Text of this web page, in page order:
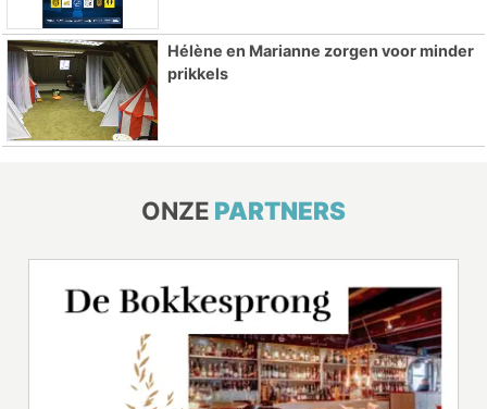
Hélène en Marianne zorgen voor minder
prikkels
ONZE PARTNERS